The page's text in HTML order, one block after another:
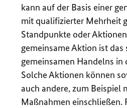
kann auf der Basis einer
mit qualifizierter Mehrheit
Standpunkte oder
gemeinsame Aktion ist
gemeinsamen Handelns
Solche Aktionen können
auch andere, zum Beispiel
Maßnahmen einschließen.